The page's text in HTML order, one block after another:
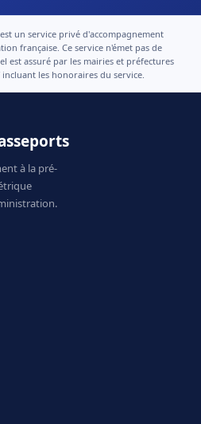
un service privé d'accompagnement
française. Ce service n'émet pas de
est assuré par les mairies et préfectures
les honoraires du service.
à la pré-